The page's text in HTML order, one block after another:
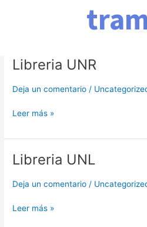
Libreria UNR
Deja un comentario /
Libreria
Leer más »
Libreria UNL
Deja un comentario /
Libreria
Leer más »